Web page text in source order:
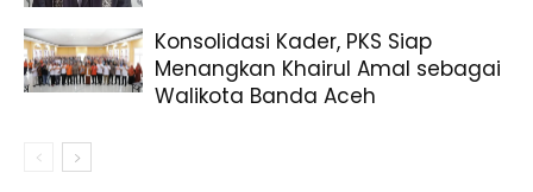
Konsolidasi Kader, PKS Siap
Menangkan Khairul Amal sebagai
Walikota Banda Aceh